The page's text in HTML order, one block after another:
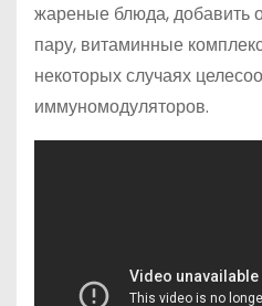
жареные блюда, добавить
пару, витаминные
некоторых случаях
иммуномодуляторов.